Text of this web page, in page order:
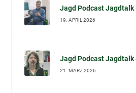
19. APRIL 2026
21. MÄRZ 2026